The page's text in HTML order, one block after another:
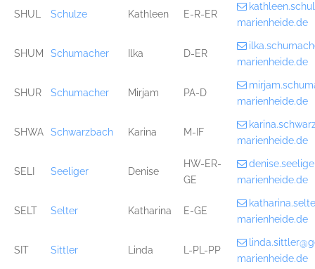
SHUL Schulze Kathleen E-R-ER
marienheide.de
SHUM Schumacher Ilka D-ER
marienheide.de
SHUR Schumacher Mirjam PA-D
marienheide.de
SHWA Schwarzbach Karina M-IF
marienheide.de
SELI Seeliger Denise
HW-ER-
GE
marienheide.de
SELT Selter Katharina E-GE
marienheide.de
SIT Sittler Linda L-PL-PP
marienheide.de